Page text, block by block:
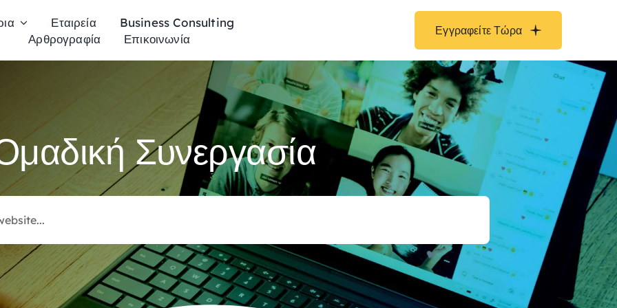
Εταιρεία
Business Consulting
Αρθρογραφία
Επικοινωνία
Εγγραφείτε Τώρα
Συνεργασία